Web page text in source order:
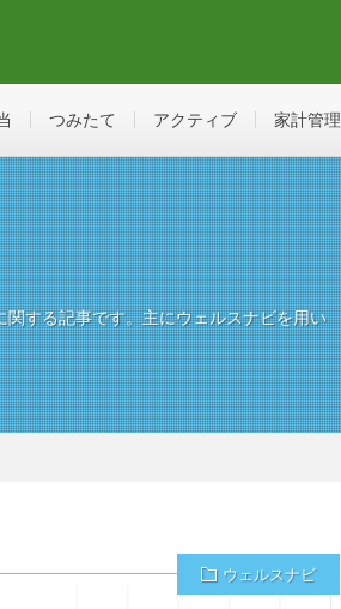
つみたて アクティブ 家計管理
する記事です。主にウェルスナビを用い
ウェルスナビ